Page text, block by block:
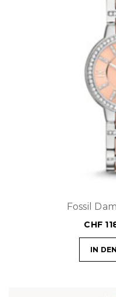
Fossil
CHF
IN